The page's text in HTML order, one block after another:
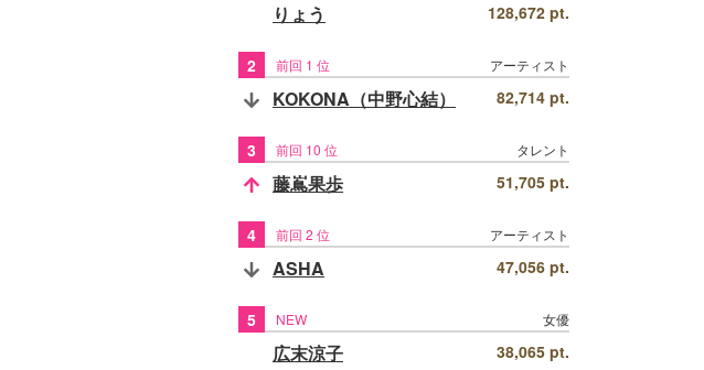
りょう 128,672 pt.
2 前回 1 位 アーティスト
KOKONA（中野心結） 82,714 pt.
3 前回 10 位 タレント
藤嶌果歩 51,705 pt.
4 前回 2 位 アーティスト
ASHA 47,056 pt.
5 NEW 女優
広末涼子 38,065 pt.